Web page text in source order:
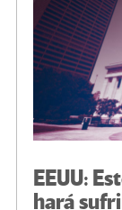
EEUU:
hará